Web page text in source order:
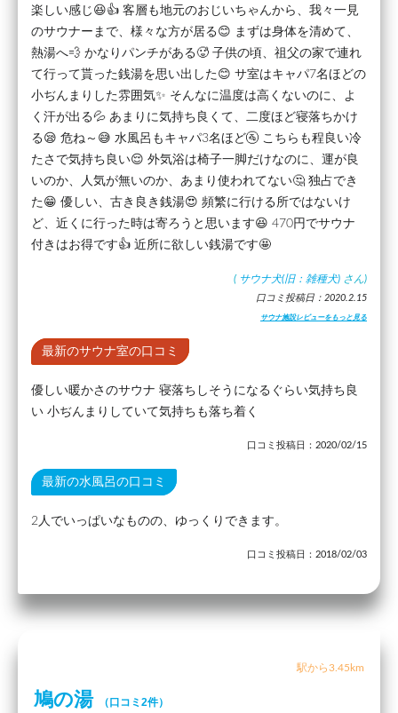
楽しい感じ😆👍 客層も地元のおじいちゃんから、我々一見
のサウナーまで、様々な方が居る😊 まずは身体を清めて、
熱湯へ💨 かなりパンチがある🥵 子供の頃、祖父の家で連れ
て行って貰った銭湯を思い出した😊 サ室はキャパ7名ほどの
小ぢんまりした雰囲気✨ そんなに温度は高くないのに、よ
く汗が出る💦 あまりに気持ち良くて、二度ほど寝落ちかけ
る😪 危ね～😅 水風呂もキャパ3名ほど🚰 こちらも程良い冷
たさで気持ち良い😌 外気浴は椅子一脚だけなのに、運が良
いのか、人気が無いのか、あまり使われてない🤔 独占でき
た😁 優しい、古き良き銭湯😍 頻繁に行ける所ではないけ
ど、近くに行った時は寄ろうと思います😆 470円でサウナ
付きはお得です👍 近所に欲しい銭湯です🤩
( サウナ犬(旧：雑種犬) さん)
口コミ投稿日：2020.2.15
サウナ施設レビューをもっと見る
最新のサウナ室の口コミ
優しい暖かさのサウナ 寝落ちしそうになるぐらい気持ち良
い 小ぢんまりしていて気持ちも落ち着く
口コミ投稿日：2020/02/15
最新の水風呂の口コミ
2人でいっぱいなものの、ゆっくりできます。
口コミ投稿日：2018/02/03
駅から3.45km
鳩の湯 （口コミ2件）